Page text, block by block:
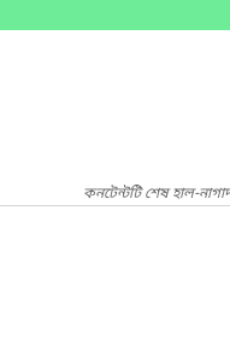
কনটেন্টটি শেষ হাল-